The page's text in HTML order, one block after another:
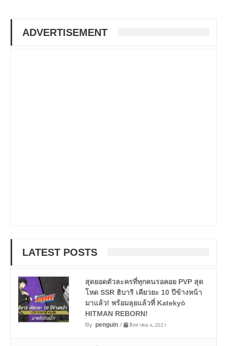
ADVERTISEMENT
LATEST POSTS
สุดยอดตัวละครที่ทุกคนรอคอย PVP สุด
โหด SSR ฮิบาริ เคียวยะ 10 ปีข้างหน้า
มาแล้ว! พร้อมลุยแล้วที่ Katekyō
HITMAN REBORN!
By penguin/ สิงหาคม 4, 2021